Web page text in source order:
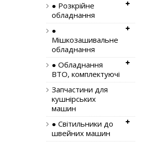
● Розкрійне
обладнання
●
Мішкозашивальне
обладнання
● Обладнання
ВТО, комплектуючі
Запчастини для
кушнірських
машин
● Світильники до
швейних машин